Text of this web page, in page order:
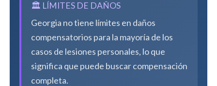
🏛️ LÍMITES DE DAÑOS
Georgia no tiene límites en daños
compensatorios para la mayoría de los
casos de lesiones personales, lo que
significa que puede buscar compensación
completa.